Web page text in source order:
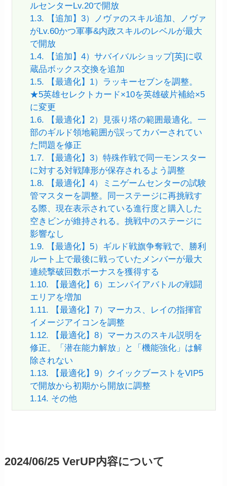
ルセンターLv.20で開放
1.3. 【追加】3）ノヴァのスキル追加、ノヴァ
がLv.60かつ軍事&内政スキルのレベルが最大
で開放
1.4. 【追加】4）サバイバルショップ[英]に収
蔵品ボックス交換を追加
1.5. 【最適化】1）ラッキーセブンを調整。
★5英雄セレクトカード×10を英雄破片補給×5
に変更
1.6. 【最適化】2）見張り塔の範囲最適化。一
部のギルド領地範囲が誤ってカバーされてい
た問題を修正
1.7. 【最適化】3）特殊作戦で同一モンスター
に対する対戦陣形が保存されるよう調整
1.8. 【最適化】4）ミニゲームセンターの試験
管マスターを調整。同一ステージに再挑戦す
る際、現在表示されている進行度と購入した
空きビンが維持される。挑戦中のステージに
影響なし
1.9. 【最適化】5）ギルド戦旗争奪戦で、勝利
ルート上で最後に戦っていたメンバーが最大
連続撃破回数ボーナスを獲得する
1.10. 【最適化】6）エンパイアバトルの戦闘
エリアを増加
1.11. 【最適化】7）マーカス、レイの指揮官
イメージアイコンを調整
1.12. 【最適化】8）マーカスのスキル説明を
修正。「潜在能力解放」と「機能強化」は解
除されない
1.13. 【最適化】9）クイックブーストをVIP5
で開放から初期から開放に調整
1.14. その他
2024/06/25 VerUP内容について